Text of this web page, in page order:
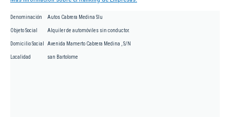
Denominación Autos Cabrera Medina Slu
Objeto Social Alquiler de automóviles sin conductor.
Domicilio Social Avenida Mamerto Cabrera Medina , S/N
Localidad san Bartolome